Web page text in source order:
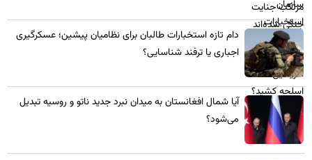
​دام تازه استخبارات طالبان برای نظامیان پیشین؛ عسکرگیری
اجباری یا ترفند شناسایی؟
​آیا شمال افغانستان به میدان نبرد جدید ناتو و روسیه تبدیل
می‌شود؟